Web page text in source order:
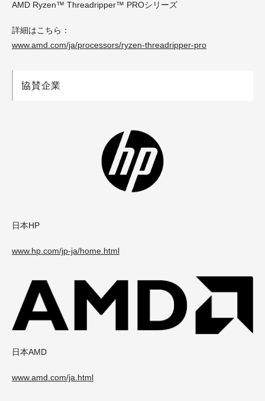
AMD Ryzen™ Threadripper™ PROシリーズ
詳細はこちら：
www.amd.com/ja/processors/ryzen-threadripper-pro
協賛企業
日本HP
www.hp.com/jp-ja/home.html
日本AMD
www.amd.com/ja.html